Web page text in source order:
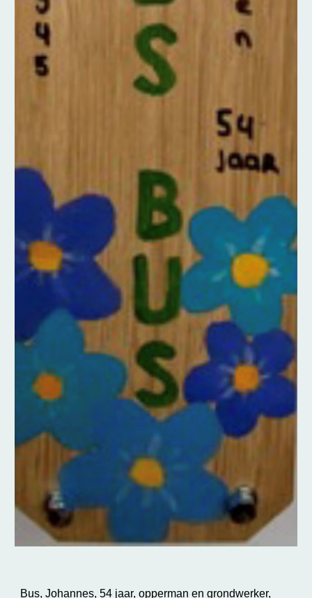
Bus, Johannes, 54 jaar, opperman en grondwerker,